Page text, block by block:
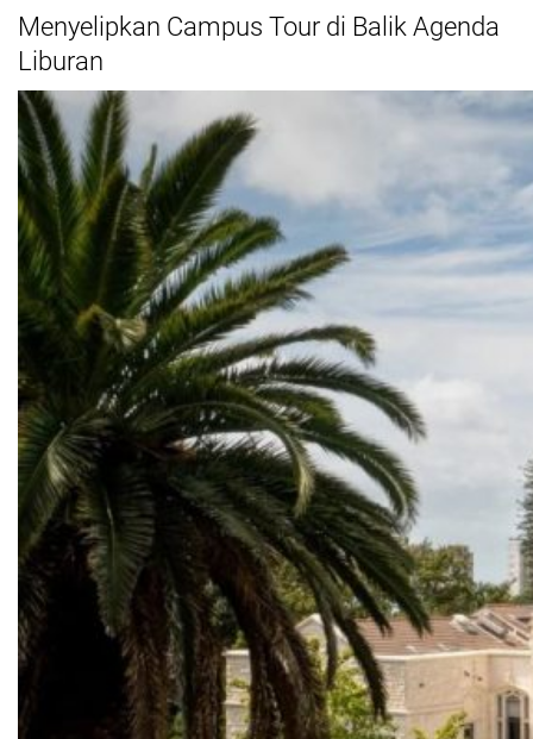
Menyelipkan Campus Tour di Balik Agenda
Liburan